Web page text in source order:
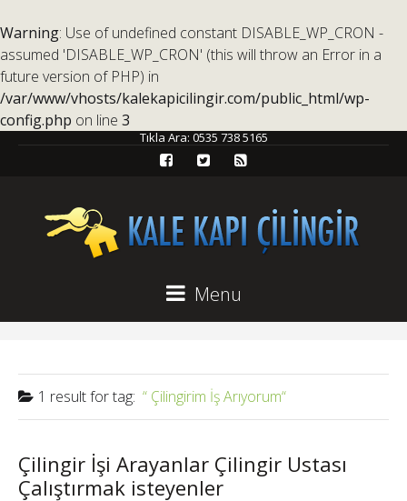
Warning: Use of undefined constant DISABLE_WP_CRON -
assumed 'DISABLE_WP_CRON' (this will throw an Error in a
future version of PHP) in
/var/www/vhosts/kalekapicilingir.com/public_html/wp-
config.php on line 3
Tıkla Ara: 0535 738 5165
Menu
1 result fortag: Çilingirim İş Arıyorum
Çilingir İşi Arayanlar Çilingir Ustası
Çalıştırmak isteyenler